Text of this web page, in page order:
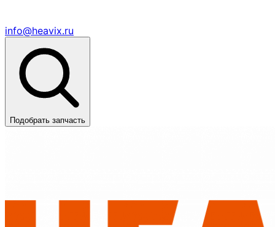
info@heavix.ru
Подобрать запчасть